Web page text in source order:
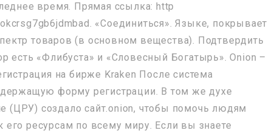
время. Прямая ссылка: http
«Соединиться». Языке, покрывает
товаров (в основном вещества). Подтвердить
есть «Флибуста» и «Словесный Богатырь». Onion –
на бирже Kraken После система
форму регистрации. В том же духе
(ЦРУ) создало сайт.onion, чтобы помочь людям
ресурсам по всему миру. Если вы знаете